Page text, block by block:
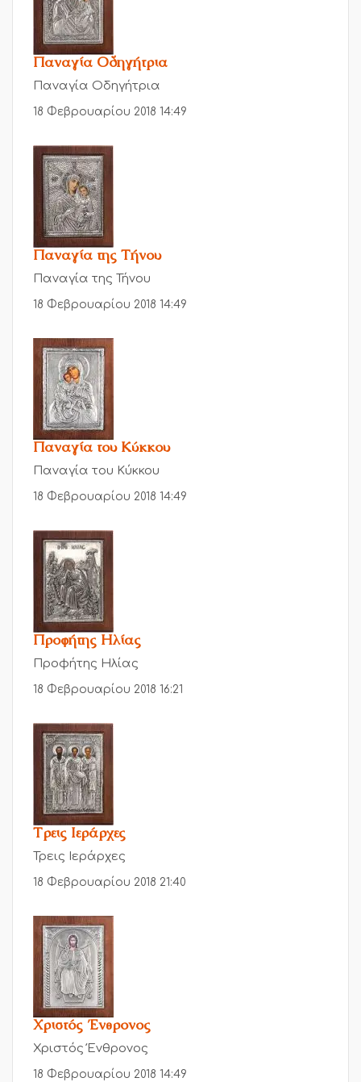
Παναγία Οδηγήτρια
Παναγία Οδηγήτρια
18 Φεβρουαρίου 2018 14:49
Παναγία της Τήνου
Παναγία της Τήνου
18 Φεβρουαρίου 2018 14:49
Παναγία του Κύκκου
Παναγία του Κύκκου
18 Φεβρουαρίου 2018 14:49
Προφήτης Ηλίας
Προφήτης Ηλίας
18 Φεβρουαρίου 2018 16:21
Τρεις Ιεράρχες
Τρεις Ιεράρχες
18 Φεβρουαρίου 2018 21:40
Χριστός Ένθρονος
Χριστός Ένθρονος
18 Φεβρουαρίου 2018 14:49